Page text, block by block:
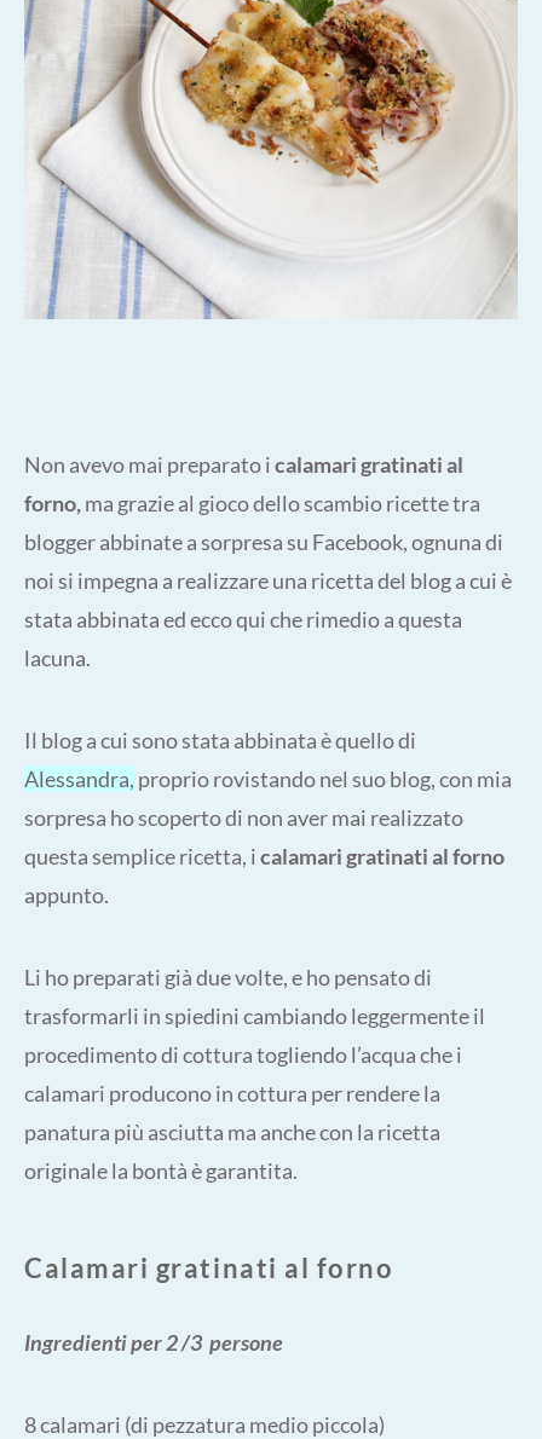
Non avevo mai preparato icalamari gratinati al
forno,ma grazie al gioco dello scambio ricette tra
blogger abbinate a sorpresa su Facebook, ognuna di
noi si impegna a realizzare una ricetta del blog a cui è
stata abbinata ed ecco qui che rimedio a questa
lacuna.
Il blog a cui sono stata abbinata è quello di
Alessandra, proprio rovistando nel suo blog, con mia
sorpresa ho scoperto di non aver mai realizzato
questa semplice ricetta, icalamari gratinati al forno
appunto.
Li ho preparati già due volte, e ho pensato di
trasformarli in spiedini cambiando leggermente il
procedimento di cottura togliendo l’acqua che i
calamari producono in cottura per rendere la
panatura più asciutta ma anche con la ricetta
originale la bontà è garantita.
Calamari gratinati al forno
Ingredienti per 2 /3 persone
8 calamari (di pezzatura medio piccola)